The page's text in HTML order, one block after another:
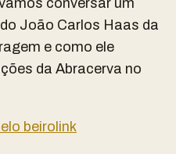
conversar um
João Carlos Haas da
e como ele
da Abracerva no
beirolink